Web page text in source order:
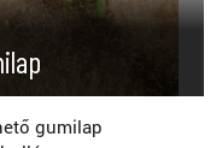
gumilap